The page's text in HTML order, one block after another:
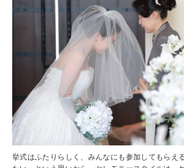
挙式はふたりらしく、みんなにも参加してもらえ